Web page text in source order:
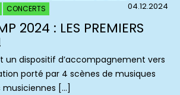
CONCERTS 04.12.2024
2024 : LES PREMIERS
un dispositif d’accompagnement vers
porté par 4 scènes de musiques
musiciennes […]